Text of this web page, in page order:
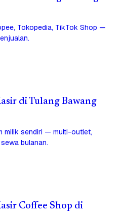
Tokopedia, TikTok Shop —
di Tulang Bawang
milik sendiri — multi-outlet,
bulanan.
Coffee Shop di